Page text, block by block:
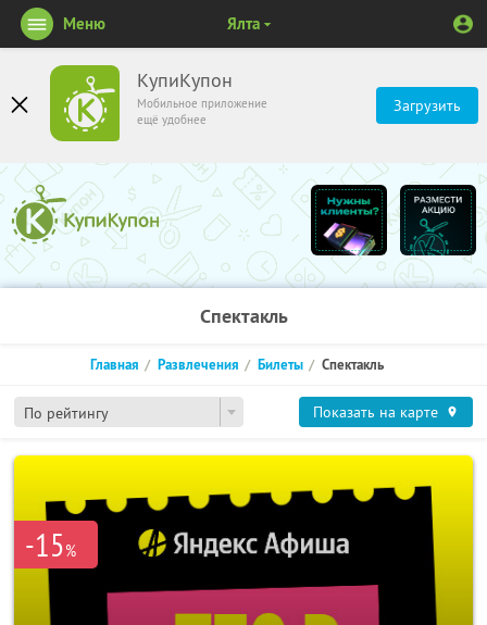
КупиКупон
Мобильное приложение
ещё удобнее
Загрузить
Меню Ялта
Спектакль
По рейтингу
Главная Развлечения Билеты Спектакль
Показать на карте
-15%